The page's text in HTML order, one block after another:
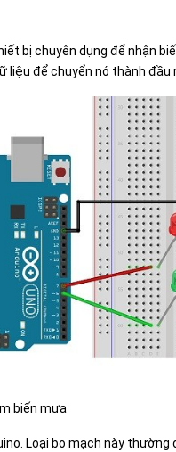
bị chuyên dụng để nhận
liệu để chuyển nó thành
biến mưa
Loại bo mạch này